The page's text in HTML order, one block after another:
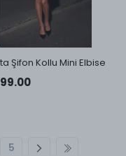
Şifon Kollu Mini Elbise
5